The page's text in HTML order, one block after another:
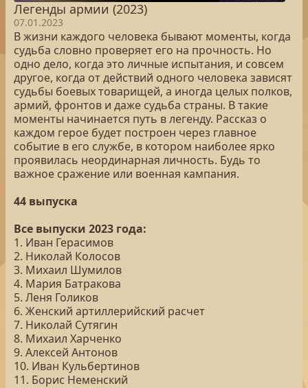
Легенды армии (2023)
07.01.2023
В жизни каждого человека бывают моменты, когда
судьба словно проверяет его на прочность. Но
одно дело, когда это личные испытания, и совсем
другое, когда от действий одного человека зависят
судьбы боевых товарищей, а иногда целых полков,
армий, фронтов и даже судьба страны. В такие
моменты начинается путь в легенду. Рассказ о
каждом герое будет построен через главное
событие в его службе, в котором наиболее ярко
проявилась неординарная личность. Будь то
важное сражение или военная кампания.
44 выпуска
Все выпуски 2023 года:
1. Иван Герасимов
2. Николай Колосов
3. Михаил Шумилов
4. Мария Батракова
5. Леня Голиков
6. Женский артиллерийский расчет
7. Николай Сутягин
8. Михаил Харченко
9. Алексей Антонов
10. Иван Кульбертинов
11. Борис Неменский